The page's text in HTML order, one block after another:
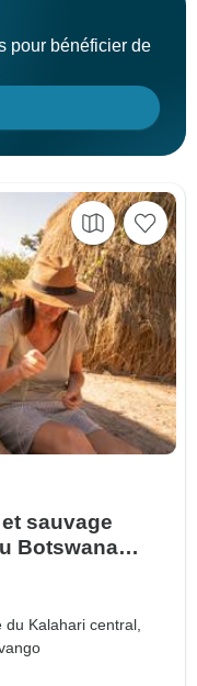
pour bénéficier de
sauvage
Botswana
du Kalahari central,